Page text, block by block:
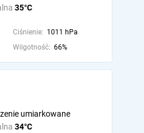
35°C
Ciśnienie: 1011 hPa
Wilgotność: 66%
34°C
umiarkowane